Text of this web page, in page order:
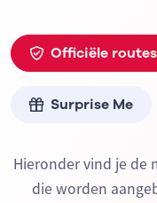
Officiële routes
Surprise Me
Hieronder vind je de
die worden